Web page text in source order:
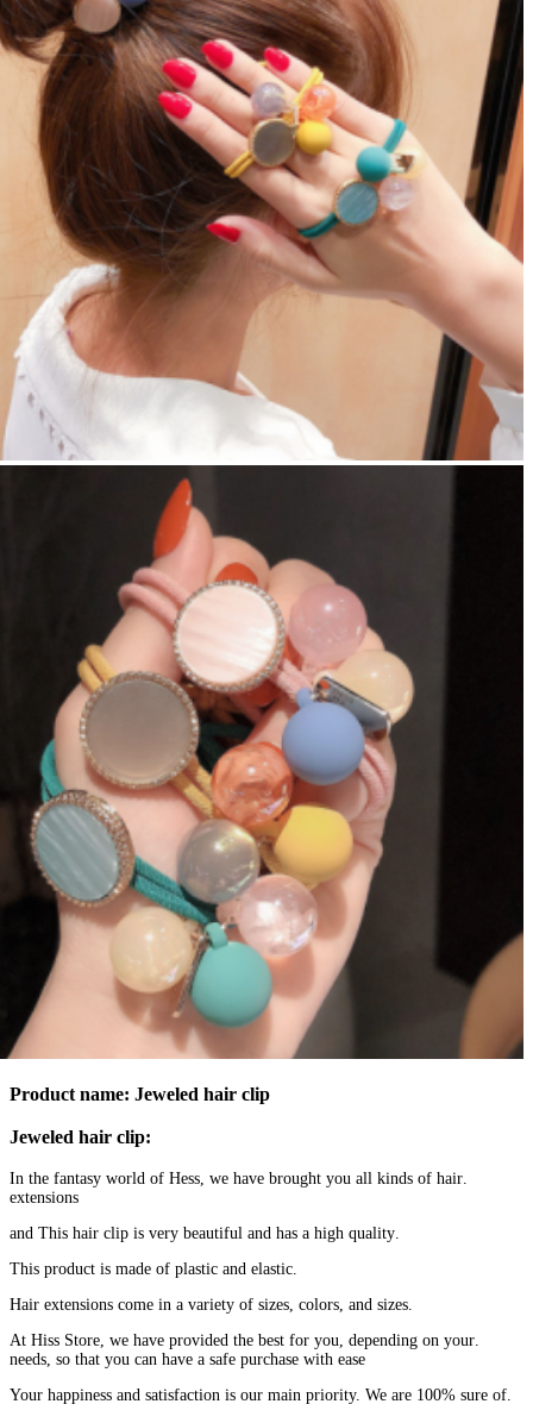
Product name: Jeweled hair clip
:Jeweled hair clip
.In the fantasy world of Hess, we have brought you all kinds of hair
extensions
.At Hiss Store, we have provided the best for you, depending on your
needs, so that you can have a safe purchase with ease
.Your happiness and satisfaction is our main priority. We are 100% sure of